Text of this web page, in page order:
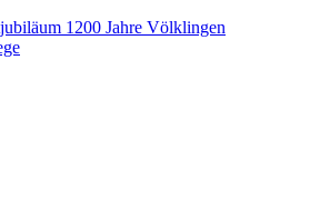
1200 Jahre Völklingen